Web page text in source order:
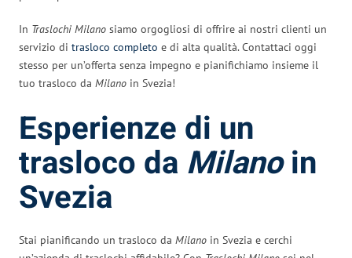
In Traslochi Milano siamo orgogliosi di offrire ai nostri clienti un
servizio di trasloco completo e di alta qualità. Contattaci oggi
stesso per un’offerta senza impegno e pianifichiamo insieme il
tuo trasloco da Milano in Svezia!
Esperienze di un
trasloco da Milanoin
Svezia
Stai pianificando un trasloco da Milano in Svezia e cerchi